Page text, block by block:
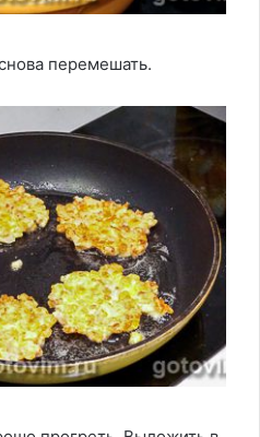
перемешать.